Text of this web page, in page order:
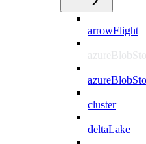
arrowFlight
cluster
deltaLake